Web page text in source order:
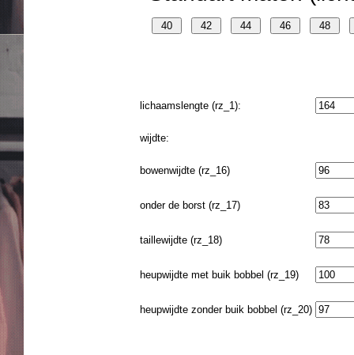
lichaamslengte (rz_1):
wijdte:
bowenwijdte (rz_16)
onder de borst (rz_17)
taillewijdte (rz_18)
heupwijdte met buik bobbel (rz_19)
heupwijdte zonder buik bobbel (rz_20)